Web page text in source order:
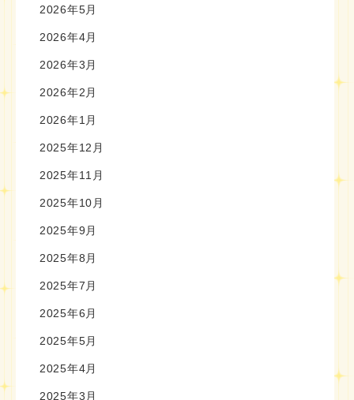
2026年5月
2026年4月
2026年3月
2026年2月
2026年1月
2025年12月
2025年11月
2025年10月
2025年9月
2025年8月
2025年7月
2025年6月
2025年5月
2025年4月
2025年3月